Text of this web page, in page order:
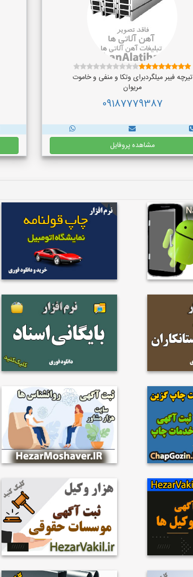
تیرچه فیبر میلگردبرای وتکا و منفی و خاموت
مریوان
09187779387
مشاهده پروفایل